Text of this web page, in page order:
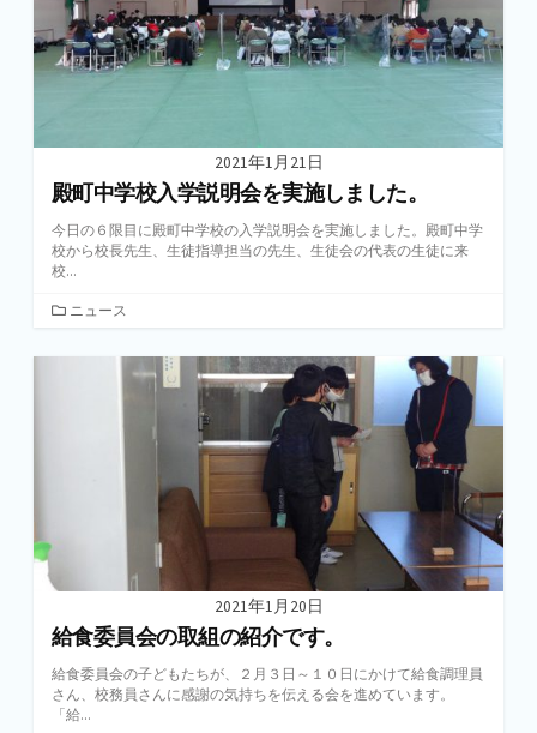
2021年1月21日
殿町中学校入学説明会を実施しました。
今日の６限目に殿町中学校の入学説明会を実施しました。殿町中学
校から校長先生、生徒指導担当の先生、生徒会の代表の生徒に来
校...
カ
ゴ
ニュース
2021年1月20日
給食委員会の取組の紹介です。
給食委員会の子どもたちが、２月３日～１０日にかけて給食調理員
さん、校務員さんに感謝の気持ちを伝える会を進めています。
「給...